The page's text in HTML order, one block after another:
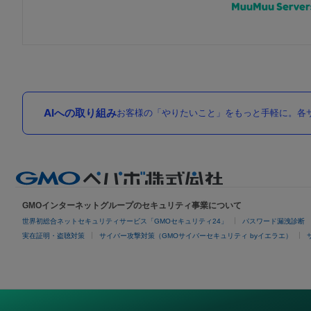
AIへの取り組みお客様の「やりたいこと」をもっと手軽に。
GMOインターネットグループのセキュリティ事業について
世界初総合ネットセキュリティサービス「GMOセキュリティ24」
パスワード漏洩診断
実在証明・盗聴対策
サイバー攻撃対策（GMOサイバーセキュリティ byイエラエ）